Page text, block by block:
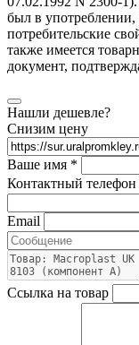
был в
потребительские
также имеется
документ,
Нашли дешевле?
Снизим цену
Ваше имя *
Контактный
Email
Ссылка на товар